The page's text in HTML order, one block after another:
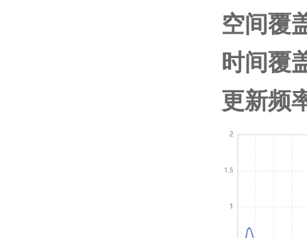
空间覆
时间覆
更新频